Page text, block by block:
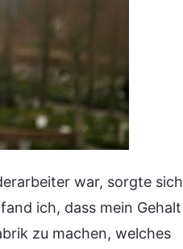
war, sorgte sich
ich, dass mein Gehalt
zu machen, welches